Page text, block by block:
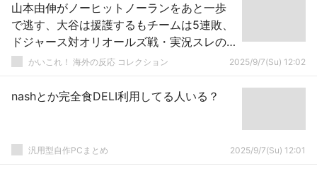
山本由伸がノーヒットノーランをあと一歩
で逃す、大谷は援護するもチームは5連敗、
ドジャース対オリオールズ戦・実況スレの
翻訳（海外の反応）
かいこれ！ 海外の反応 コレクション 2025/9/7(Su) 12:02
nashとか完全食DELI利用してる人いる？
汎用型自作PCまとめ 2025/9/7(Su) 12:01